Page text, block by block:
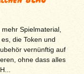
Spielmaterial,
die Token und
vernünftig auf
ohne dass alles